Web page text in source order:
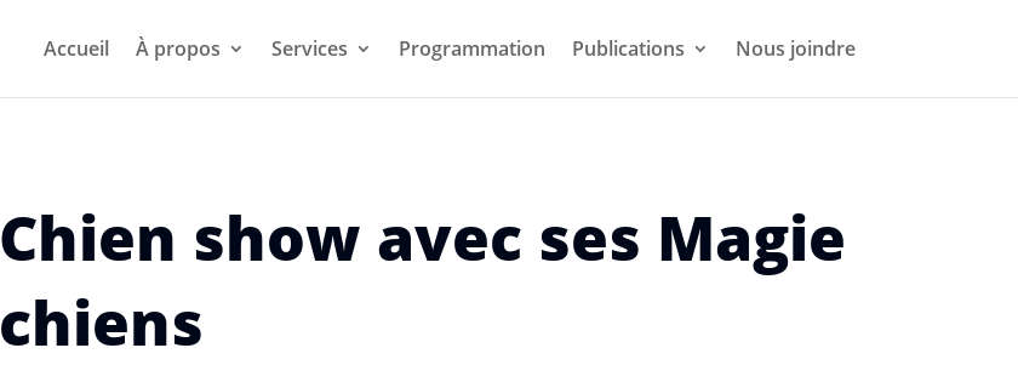
Accueil À propos Services Programmation Publications Nous joindre
Chien show avec ses Magie
chiens